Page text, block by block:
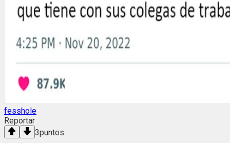
fesshole
Reportar
3puntos